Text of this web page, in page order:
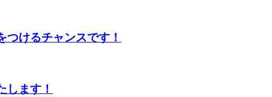
つけるチャンスです！
します！